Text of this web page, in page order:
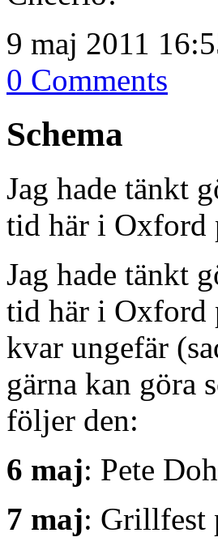
9 maj 2011
0 Comments
Schema
Jag hade tänkt
tid här i Oxford
Jag hade tänkt
tid här i Oxford
kvar ungefär
gärna kan göra
följer den:
6 maj: Pete
7 maj: Grillfest